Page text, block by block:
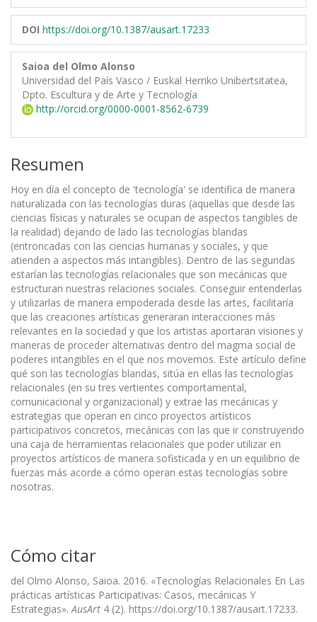
DOI https://doi.org/10.1387/ausart.17233
Saioa del Olmo Alonso
Universidad del País Vasco / Euskal Herriko Unibertsitatea,
Dpto. Escultura y de Arte y Tecnología
http://orcid.org/0000-0001-8562-6739
Resumen
Hoy en día el concepto de 'tecnología' se identifica de manera
naturalizada con las tecnologías duras (aquellas que desde las
ciencias físicas y naturales se ocupan de aspectos tangibles de
la realidad) dejando de lado las tecnologías blandas
(entroncadas con las ciencias humanas y sociales, y que
atienden a aspectos más intangibles). Dentro de las segundas
estarían las tecnologías relacionales que son mecánicas que
estructuran nuestras relaciones sociales. Conseguir entenderlas
y utilizarlas de manera empoderada desde las artes, facilitaría
que las creaciones artísticas generaran interacciones más
relevantes en la sociedad y que los artistas aportaran visiones y
maneras de proceder alternativas dentro del magma social de
poderes intangibles en el que nos movemos. Este artículo define
qué son las tecnologías blandas, sitúa en ellas las tecnologías
relacionales (en su tres vertientes comportamental,
comunicacional y organizacional) y extrae las mecánicas y
estrategias que operan en cinco proyectos artísticos
participativos concretos, mecánicas con las que ir construyendo
una caja de herramientas relacionales que poder utilizar en
proyectos artísticos de manera sofisticada y en un equilibrio de
fuerzas más acorde a cómo operan estas tecnologías sobre
nosotras.
Cómo citar
del Olmo Alonso, Saioa. 2016. «Tecnologías Relacionales En Las
prácticas artísticas Participativas: Casos, mecánicas Y
Estrategias». AusArt 4 (2). https://doi.org/10.1387/ausart.17233.